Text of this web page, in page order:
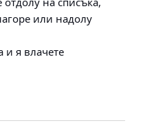
или надолу
и я влачете